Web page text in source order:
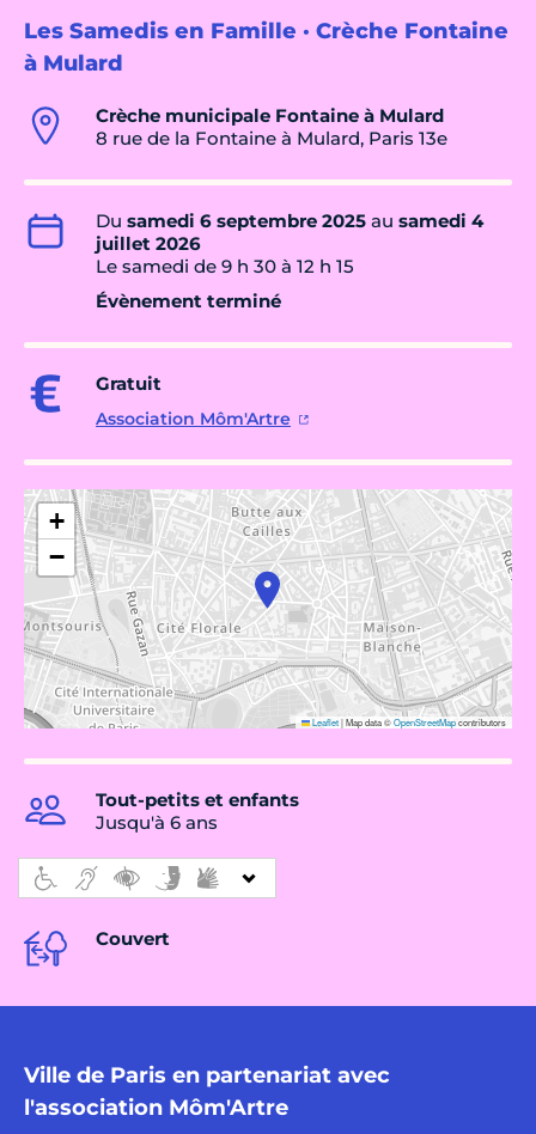
Les Samedis en Famille · Crèche Fontaine
à Mulard
Crèche municipale Fontaine à Mulard
8 rue de la Fontaine à Mulard, Paris 13e
Du samedi 6 septembre 2025 au samedi 4
juillet 2026
Le samedi de 9 h 30 à 12 h 15
Évènement terminé
Gratuit
Association Môm'Artre
+
−
Leaflet|Map data ©OpenStreetMapcontributors
Tout-petits et enfants
Jusqu'à 6 ans
Couvert
Ville de Paris en partenariat avec
l'association Môm'Artre